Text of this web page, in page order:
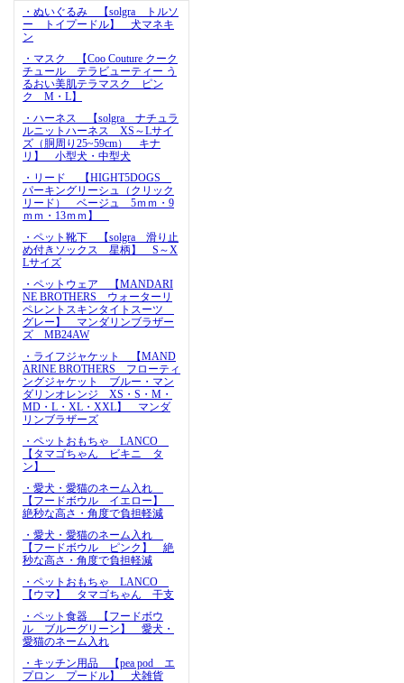
・ぬいぐるみ 【solgra トルソ
ー トイプードル】 犬マネキ
ン
・マスク 【Coo Couture クーク
チュール テラビューティー う
るおい美肌テラマスク ピン
ク M・L】
・ハーネス 【solgra ナチュラ
ルニットハーネス XS～Lサイ
ズ（胴周り25~59cm） キナ
リ】 小型犬・中型犬
・リード 【HIGHT5DOGS
パーキングリーシュ（クリック
リード） ベージュ 5ｍｍ・9
ｍｍ・13ｍｍ】
・ペット靴下 【solgra 滑り止
め付きソックス 星柄】 S～X
Lサイズ
・ペットウェア 【MANDARI
NE BROTHERS ウォーターリ
ペレントスキンタイトスーツ
グレー】 マンダリンブラザー
ズ MB24AW
・ライフジャケット 【MAND
ARINE BROTHERS フローティ
ングジャケット ブルー・マン
ダリンオレンジ XS・S・M・
MD・L・XL・XXL】 マンダ
リンブラザーズ
・ペットおもちゃ LANCO
【タマゴちゃん ビキニ タ
ン】
・愛犬・愛猫のネーム入れ
【フードボウル イエロー】
絶秒な高さ・角度で負担軽減
・愛犬・愛猫のネーム入れ
【フードボウル ピンク】 絶
秒な高さ・角度で負担軽減
・ペットおもちゃ LANCO
【ウマ】 タマゴちゃん 干支
・ペット食器 【フードボウ
ル ブルーグリーン】 愛犬・
愛猫のネーム入れ
・キッチン用品 【pea pod エ
プロン プードル】 犬雑貨